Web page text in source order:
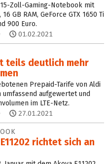
Zoll-Gaming-Notebook mit
GB RAM, GeForce GTX 1650 Ti
900 Euro.
01.02.2021
teils deutlich mehr
Prepaid-Tarife von Aldi
aufgewertet und
im LTE-Netz.
27.01.2021
richtet sich an